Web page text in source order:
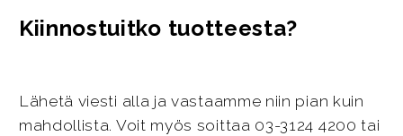
Kiinnostuitko tuotteesta?
Lähetä viesti alla ja vastaamme niin pian kuin
mahdollista. Voit myös soittaa 03-3124 4200 tai